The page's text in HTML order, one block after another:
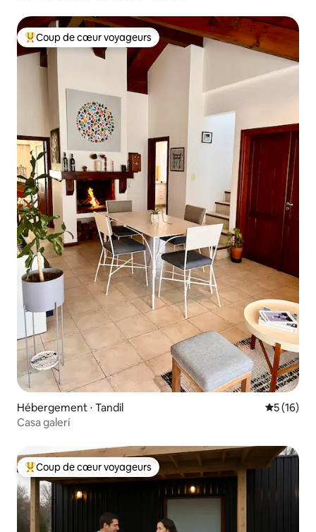
Coups de cœur voyageurs les plus appréciés
Coup de cœur voyageurs
Hébergement ⋅ Tandil
5 (16)
Casa galerí
Coups de cœur voyageurs les plus appréciés
Coup de cœur voyageurs